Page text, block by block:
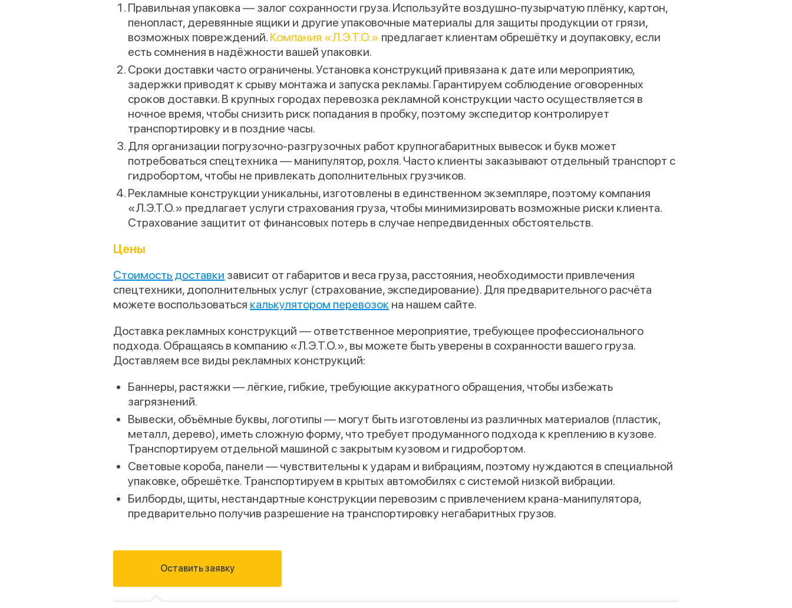
Правильная упаковка — залог сохранности груза. Используйте воздушно-пузырчатую плёнку, картон,
пенопласт, деревянные ящики и другие упаковочные материалы для защиты продукции от грязи,
возможных повреждений. Компания «Л.Э.Т.О.» предлагает клиентам обрешётку и доупаковку, если
есть сомнения в надёжности вашей упаковки.
Сроки доставки часто ограничены. Установка конструкций привязана к дате или мероприятию,
задержки приводят к срыву монтажа и запуска рекламы. Гарантируем соблюдение оговоренных
сроков доставки. В крупных городах перевозка рекламной конструкции часто осуществляется в
ночное время, чтобы снизить риск попадания в пробку, поэтому экспедитор контролирует
транспортировку и в поздние часы.
Для организации погрузочно-разгрузочных работ крупногабаритных вывесок и букв может
потребоваться спецтехника — манипулятор, рохля. Часто клиенты заказывают отдельный транспорт с
гидробортом, чтобы не привлекать дополнительных грузчиков.
Рекламные конструкции уникальны, изготовлены в единственном экземпляре, поэтому компания
«Л.Э.Т.О.» предлагает услуги страхования груза, чтобы минимизировать возможные риски клиента.
Страхование защитит от финансовых потерь в случае непредвиденных обстоятельств.
Цены
Стоимость доставки зависит от габаритов и веса груза, расстояния, необходимости привлечения
спецтехники, дополнительных услуг (страхование, экспедирование). Для предварительного расчёта
можете воспользоваться калькулятором перевозок на нашем сайте.
Доставка рекламных конструкций — ответственное мероприятие, требующее профессионального
подхода. Обращаясь в компанию «Л.Э.Т.О.», вы можете быть уверены в сохранности вашего груза.
Доставляем все виды рекламных конструкций:
Баннеры, растяжки — лёгкие, гибкие, требующие аккуратного обращения, чтобы избежать
загрязнений.
Вывески, объёмные буквы, логотипы — могут быть изготовлены из различных материалов (пластик,
металл, дерево), иметь сложную форму, что требует продуманного подхода к креплению в кузове.
Транспортируем отдельной машиной с закрытым кузовом и гидробортом.
Световые короба, панели — чувствительны к ударам и вибрациям, поэтому нуждаются в специальной
упаковке, обрешётке. Транспортируем в крытых автомобилях с системой низкой вибрации.
Билборды, щиты, нестандартные конструкции перевозим с привлечением крана-манипулятора,
предварительно получив разрешение на транспортировку негабаритных грузов.
Оставить заявку